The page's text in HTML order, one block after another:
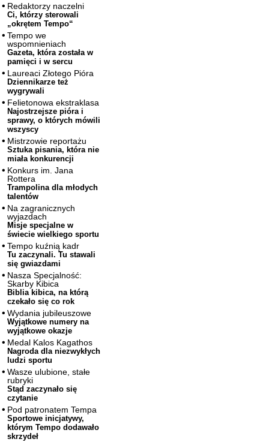
Redaktorzy naczelni
Ci, którzy sterowali
„okrętem Tempo“
Tempo we
wspomnieniach
Gazeta, która została w
pamięci i w sercu
Laureaci Złotego Pióra
Dziennikarze też
wygrywali
Felietonowa ekstraklasa
Najostrzejsze pióra i
sprawy, o których mówili
wszyscy
Mistrzowie reportażu
Sztuka pisania, która nie
miała konkurencji
Konkurs im. Jana
Rottera
Trampolina dla młodych
talentów
Na zagranicznych
wyjazdach
Misje specjalne w
świecie wielkiego sportu
Tempo kuźnią kadr
Tu zaczynali. Tu stawali
się gwiazdami
Nasza Specjalność:
Skarby Kibica
Biblia kibica, na którą
czekało się co rok
Wydania jubileuszowe
Wyjątkowe numery na
wyjątkowe okazje
Medal Kalos Kagathos
Nagroda dla niezwykłych
ludzi sportu
Wasze ulubione, stałe
rubryki
Stąd zaczynało się
czytanie
Pod patronatem Tempa
Sportowe inicjatywy,
którym Tempo dodawało
skrzydeł